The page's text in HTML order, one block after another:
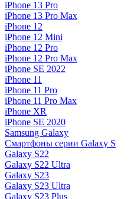
iPhone 13 Pro
iPhone 13 Pro Max
iPhone 12
iPhone 12 Mini
iPhone 12 Pro
iPhone 12 Pro Max
iPhone SE 2022
iPhone 11
iPhone 11 Pro
iPhone 11 Pro Max
iPhone XR
iPhone SE 2020
Samsung Galaxy
Смартфоны серии Galaxy S
Galaxy S22
Galaxy S22 Ultra
Galaxy S23
Galaxy S23 Ultra
Galaxy S23 Plus